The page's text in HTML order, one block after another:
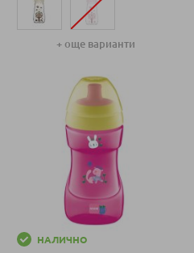
+ още варианти
НАЛИЧНО